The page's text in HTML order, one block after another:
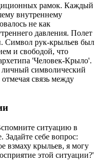
рамок. Каждый
внутреннему
не как
давления. Полет
Символ рук-крыльев был
и свободой, что
'Человек-Крыло'.
личный символический
связь между
ситуацию в
Задайте себе вопрос:
взмаху крыльев, я могу
этой ситуации?'